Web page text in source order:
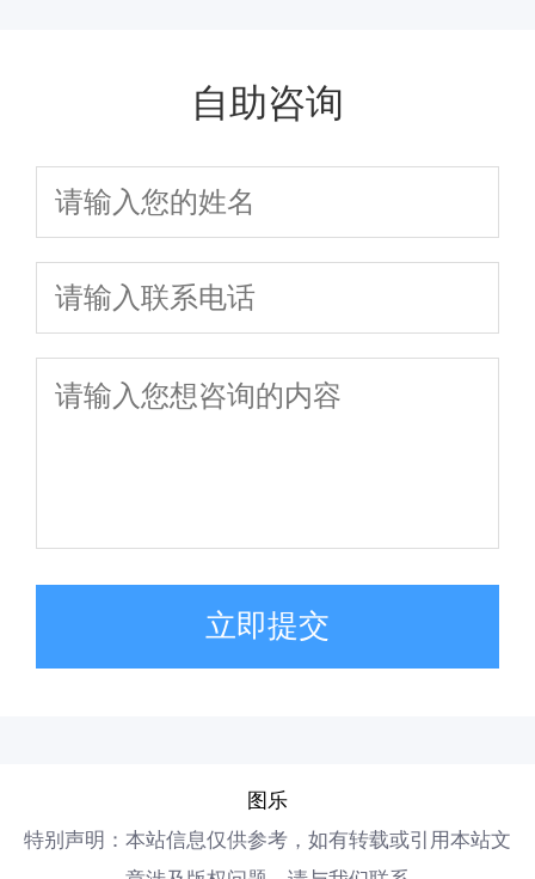
自助咨询
立即提交
图乐
特别声明：本站信息仅供参考，如有转载或引用本站文